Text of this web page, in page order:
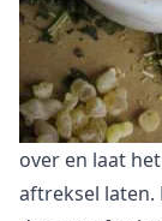
over en laat
aftreksel